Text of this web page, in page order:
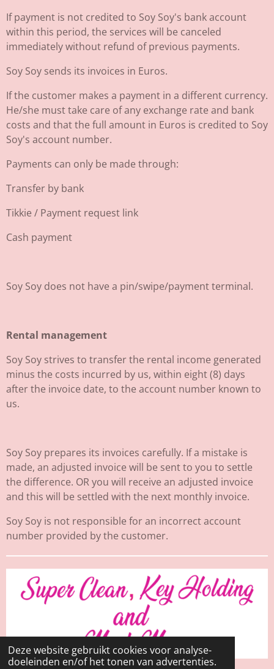
Deze website gebruikt cookies voor analyse-
doeleinden en/of het tonen van advertenties.
If payment is not credited to Soy Soy's bank account
within this period, the services will be canceled
immediately without refund of previous payments.
Soy Soy sends its invoices in Euros.
If the customer makes a payment in a different currency.
He/she must take care of any exchange rate and bank
costs and that the full amount in Euros is credited to Soy
Soy's account number.
Payments can only be made through:
Transfer by bank
Tikkie / Payment request link
Cash payment
Soy Soy does not have a pin/swipe/payment terminal.
Rental management
Soy Soy strives to transfer the rental income generated
minus the costs incurred by us, within eight (8) days
after the invoice date, to the account number known to
us.
Soy Soy prepares its invoices carefully. If a mistake is
made, an adjusted invoice will be sent to you to settle
the difference. OR you will receive an adjusted invoice
and this will be settled with the next monthly invoice.
Soy Soy is not responsible for an incorrect account
number provided by the customer.
© 2023 - 2026 Soy Soy Cleaning en Sleutelbeheer